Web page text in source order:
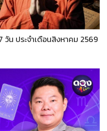
น ประจำเดือนสิงหาคม 2569